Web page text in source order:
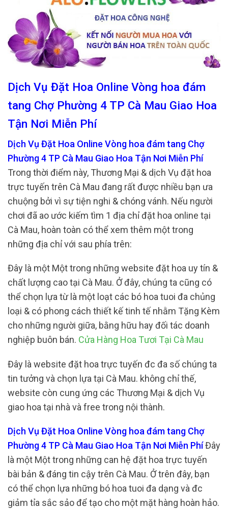
Dịch Vụ Đặt Hoa Online Vòng hoa đám
tang Chợ Phường 4 TP Cà Mau Giao Hoa
Tận Nơi Miễn Phí
Dịch Vụ Đặt Hoa Online Vòng hoa đám tang Chợ
Phường 4 TP Cà Mau Giao Hoa Tận Nơi Miễn Phí
Trong thời điểm này, Thương Mại & dịch Vụ đặt hoa
trực tuyến trên Cà Mau đang rất được nhiều bạn ưa
chuộng bởi vì sự tiện nghi & chóng vánh. Nếu người
chơi đã ao ước kiếm tìm 1 địa chỉ đặt hoa online tại
Cà Mau, hoàn toàn có thể xem thêm một trong
những địa chỉ với sau phía trên:
Đây là một Một trong những website đặt hoa uy tín &
chất lượng cao tại Cà Mau. Ở đây, chúng ta cũng có
thể chọn lựa từ là một loạt các bó hoa tuoi đa chủng
loại & có phong cách thiết kế tinh tế nhằm Tặng Kèm
cho những người giữa, bằng hữu hay đối tác doanh
nghiệp buôn bán. Cửa Hàng Hoa Tươi Tại Cà Mau
Đây là website đặt hoa trực tuyến đc đa số chúng ta
tin tưởng và chọn lựa tại Cà Mau. không chỉ thế,
website còn cung ứng các Thương Mại & dịch Vụ
giao hoa tại nhà và free trong nội thành.
Dịch Vụ Đặt Hoa Online Vòng hoa đám tang Chợ
Phường 4 TP Cà Mau Giao Hoa Tận Nơi Miễn PhíĐây
là một Một trong những can hệ đặt hoa trực tuyến
bài bản & đáng tin cậy trên Cà Mau. Ở trên đây, bạn
có thể chọn lựa những bó hoa tuoi đa dạng và đc
giảm tỉa sắc sảo để tạo cho một mặt hàng hoàn hảo.